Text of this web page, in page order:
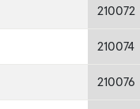
210072
210074
210076